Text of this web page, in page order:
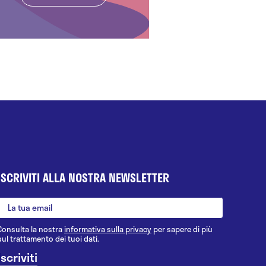
ALLA NOSTRA NEWSLETTER
la nostrainformativa sulla privacy per sapere di più
trattamento dei tuoi dati.